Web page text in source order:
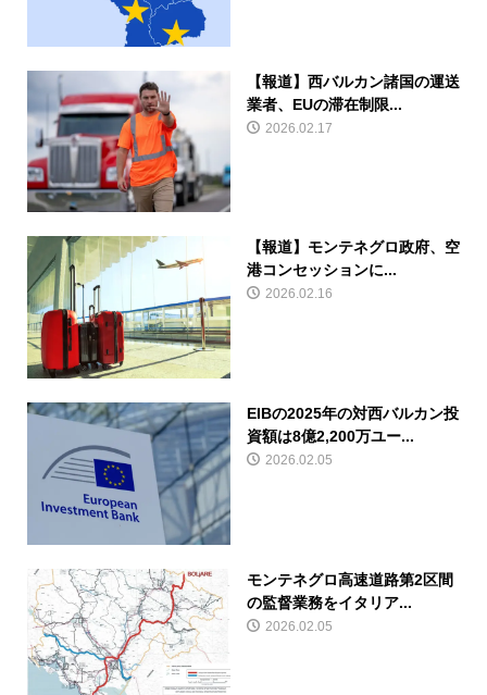
【報道】西バルカン諸国の運送
業者、EUの滞在制限...
2026.02.17
【報道】モンテネグロ政府、空
港コンセッションに...
2026.02.16
EIBの2025年の対西バルカン投
資額は8億2,200万ユー...
2026.02.05
モンテネグロ高速道路第2区間
の監督業務をイタリア...
2026.02.05